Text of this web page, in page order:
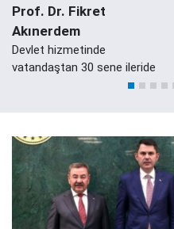
Prof. Dr. Fikret
Akınerdem
Devlet hizmetinde
vatandaştan 30 sene ileride